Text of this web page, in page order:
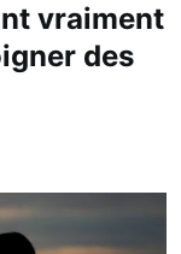
vraiment
des